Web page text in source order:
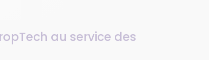
au service des